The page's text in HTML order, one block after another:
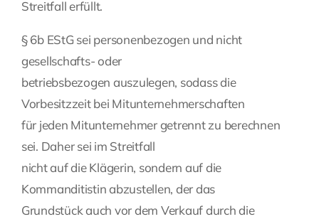
Streitfall erfüllt.
§ 6b EStG sei personenbezogen und nicht
gesellschafts- oder
betriebsbezogen auszulegen, sodass die
Vorbesitzzeit bei Mitunternehmerschaften
für jeden Mitunternehmer getrennt zu berechnen
sei. Daher sei im Streitfall
nicht auf die Klägerin, sondern auf die
Kommanditistin abzustellen, der das
Grundstück auch vor dem Verkauf durch die